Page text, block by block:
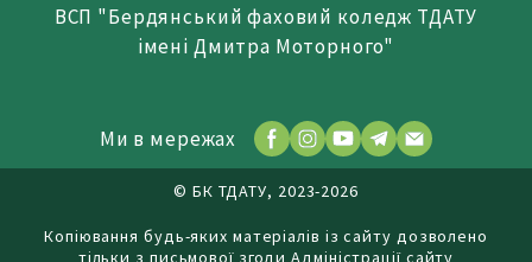
ВСП "Бердянський фаховий коледж ТДАТУ
імені Дмитра Моторного"
Ми в мережах
© БК ТДАТУ, 2023-2026
Копіювання будь-яких матеріалів із сайту дозволено
тільки з письмової згоди Адміністрації сайту